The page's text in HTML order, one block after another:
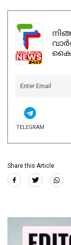
TELEGRAM
Share this Article